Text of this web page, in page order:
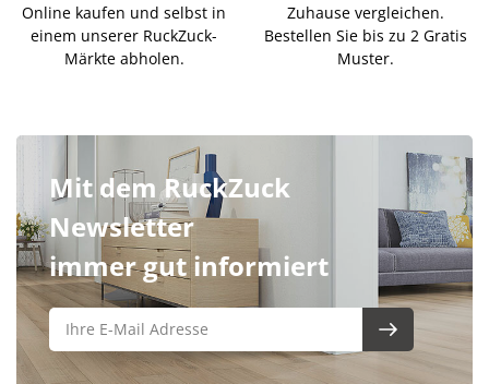
Online kaufen und selbst in
einem unserer RuckZuck-
Märkte abholen.
Zuhause vergleichen.
Bestellen Sie bis zu 2 Gratis
Muster.
Mit dem RuckZuck
Newsletter
immer gut informiert